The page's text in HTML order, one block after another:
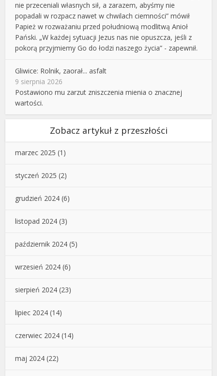
nie przeceniali własnych sił, a zarazem, abyśmy nie
popadali w rozpacz nawet w chwilach ciemności” mówił
Papież w rozważaniu przed południową modlitwą Anioł
Pański. „W każdej sytuacji Jezus nas nie opuszcza, jeśli z
pokorą przyjmiemy Go do łodzi naszego życia” - zapewnił.
Gliwice: Rolnik, zaorał... asfalt
9 sierpnia 2026
Postawiono mu zarzut zniszczenia mienia o znacznej
wartości.
Zobacz artykuł z przeszłości
marzec 2025 (1)
styczeń 2025 (2)
grudzień 2024 (6)
listopad 2024 (3)
październik 2024 (5)
wrzesień 2024 (6)
sierpień 2024 (23)
lipiec 2024 (14)
czerwiec 2024 (14)
maj 2024 (22)